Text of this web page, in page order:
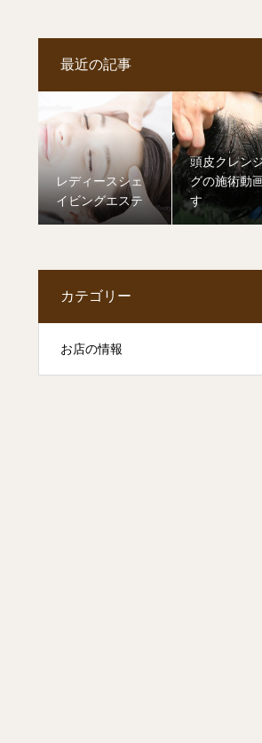
最近の記事
レディースシェ
イビングエステ
頭皮クレン
グの施術動
す
カテゴリー
お店の情報